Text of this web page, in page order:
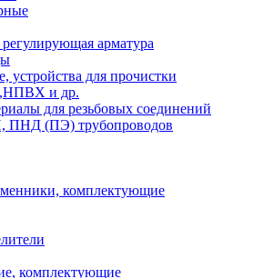
арматура
устройства для прочистки
и др.
для резьбовых соединений
(ПЭ) трубопроводов
комплектующие
комплектующие